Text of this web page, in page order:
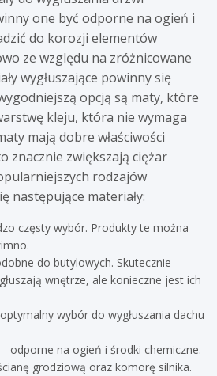
one być odporne na ogień i
do korozji elementów
ze względu na zróżnicowane
wygłuszające powinny się
opcją są maty, które
kleju, która nie wymaga
mają dobre właściwości
znacznie zwiększają ciężar
rodzajów
następujące materiały:
częsty wybór. Produkty te można
do butylowych. Skutecznie
wnętrze, ale konieczne jest ich
wybór do wygłuszania dachu
odporne na ogień i środki chemiczne.
grodziową oraz komorę silnika.